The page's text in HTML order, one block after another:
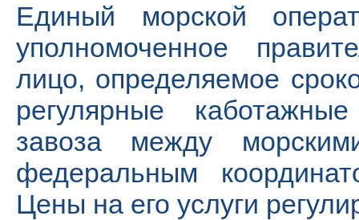
Единый морской
уполномоченное
лицо, определяемое
регулярные
завоза между
федеральным
Цены на его услуги